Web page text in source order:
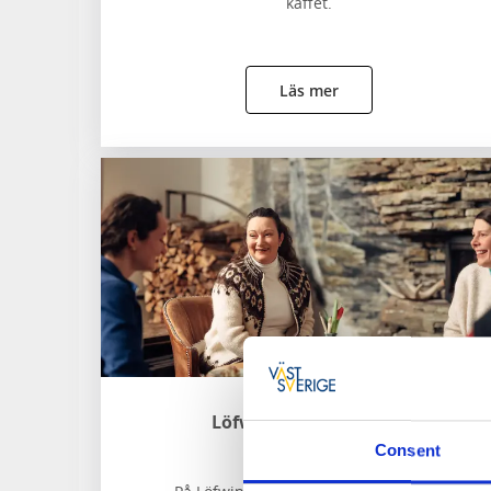
Consent
Läs mer
Löfwings Ateljé & Krog